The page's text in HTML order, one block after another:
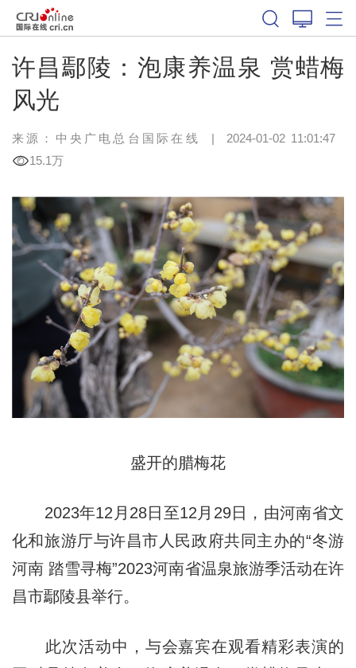
许昌鄢陵：泡康养温泉 赏蜡梅
风光
来源：中央广电总台国际在线 | 2024-01-02 11:01:47
15.1万
盛开的腊梅花
2023年12月28日至12月29日，由河南省文
化和旅游厅与许昌市人民政府共同主办的“冬游
河南 踏雪寻梅”2023河南省温泉旅游季活动在许
昌市鄢陵县举行。
此次活动中，与会嘉宾在观看精彩表演的